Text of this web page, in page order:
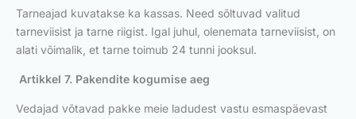
Tarneajad kuvatakse ka kassas. Need sõltuvad valitud
tarneviisist ja tarne riigist. Igal juhul, olenemata tarneviisist, on
alati võimalik, et tarne toimub 24 tunni jooksul.
Artikkel 7. Pakendite kogumise aeg
Vedajad võtavad pakke meie ladudest vastu esmaspäevast